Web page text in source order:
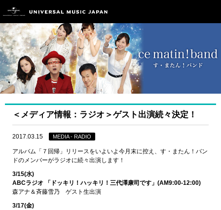
＜メディア情報：ラジオ＞ゲスト出演続々決定！
2017.03.15 MEDIA - RADIO
アルバム「７回帰」リリースをいよいよ今月末に控え、す・またん！バン
ドのメンバーがラジオに続々出演します！
3/15(水)
ABCラジオ 「ドッキリ！ハッキリ！三代澤康司です」(AM9:00-12:00)
森アナ＆斉藤雪乃 ゲスト生出演
3/17(金)